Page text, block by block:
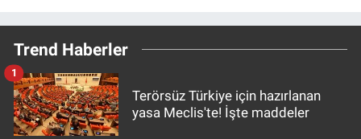
Trend Haberler
Terörsüz Türkiye için hazırlanan
yasa Meclis'te! İşte maddeler
1